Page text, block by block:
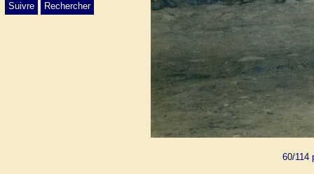
Suivre Rechercher
60/114